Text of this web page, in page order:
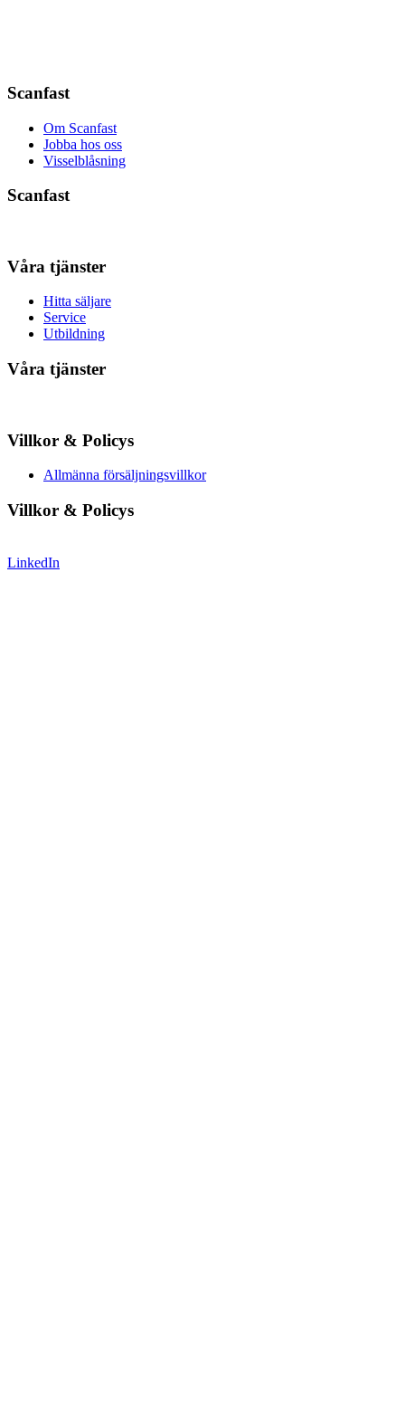
Scanfast
Om Scanfast
Jobba hos oss
Visselblåsning
Scanfast
Våra tjänster
Hitta säljare
Service
Utbildning
Våra tjänster
Villkor & Policys
Allmänna försäljningsvillkor
Villkor & Policys
LinkedIn